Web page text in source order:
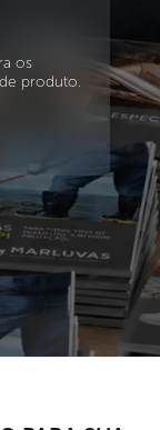
os
produto.